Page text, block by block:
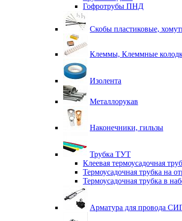
Гофротрубы ПНД
Скобы пластиковые,
Клеммы, Клеммные
Изолента
Металлорукав
Наконечники, гильзы
Трубка ТУТ
Клеевая термоусадочная
Термоусадочная трубка на
Термоусадочная трубка в
Арматура для провода